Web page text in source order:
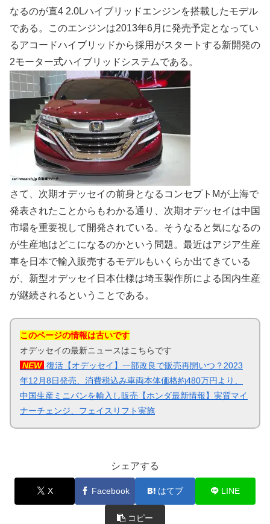
なるのが直4 2.0Lハイブリッドエンジンを搭載したモデル
である。このエンジンは2013年6月に発売予定となってい
るアコードハイブリッドから採用がスタートする新開発の
2モーター式ハイブリッドシステムである。
さて、次期オデッセイの前身となるコンセプトMが上海で
発表されたことからもわかる通り、次期オデッセイは中国
市場を重要視して開発されている。そうなると気になるの
が生産地はどこになるのかという問題。最近はアジア生産
車を日本で輸入販売するモデルもいくらか出てきている
が、新型オデッセイ日本仕様は埼玉製作所による国内生産
が継続されるということである。
このページの情報は古いです
オデッセイの最新ニュースはこちらです
NEW 復活【オデッセイ】一部改良で販売再開いつ？2023
年12月8日発売、消費税込み車両本体価格約480万円より、
中国生産ミニバンを輸入し販売【ホンダ最新情報】実質マイ
ナーチェンジ、フェイスリフト実施
シェアする
X Facebook はてブ LINE
コピー